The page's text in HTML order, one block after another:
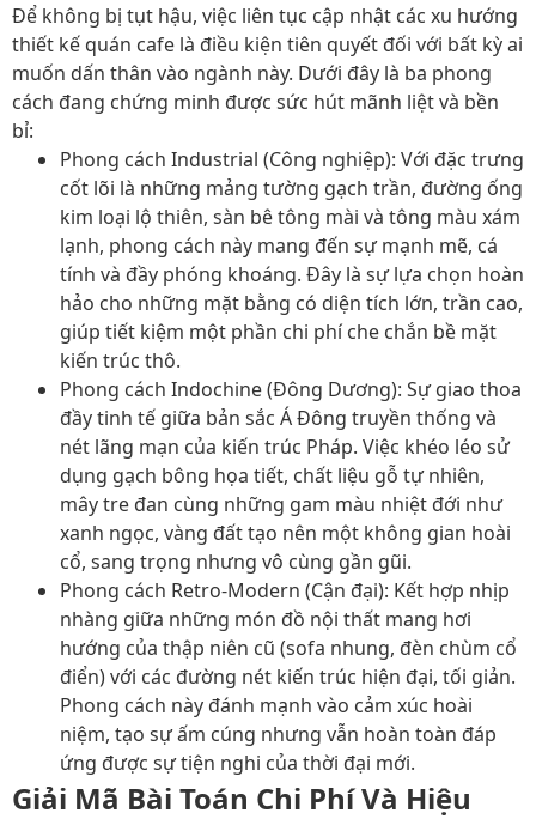
Để không bị tụt hậu, việc liên tục cập nhật các xu hướng
thiết kế quán cafe là điều kiện tiên quyết đối với bất kỳ ai
muốn dấn thân vào ngành này. Dưới đây là ba phong
cách đang chứng minh được sức hút mãnh liệt và bền
bỉ:
Phong cách Industrial (Công nghiệp): Với đặc trưng
cốt lõi là những mảng tường gạch trần, đường ống
kim loại lộ thiên, sàn bê tông mài và tông màu xám
lạnh, phong cách này mang đến sự mạnh mẽ, cá
tính và đầy phóng khoáng. Đây là sự lựa chọn hoàn
hảo cho những mặt bằng có diện tích lớn, trần cao,
giúp tiết kiệm một phần chi phí che chắn bề mặt
kiến trúc thô.
Phong cách Indochine (Đông Dương): Sự giao thoa
đầy tinh tế giữa bản sắc Á Đông truyền thống và
nét lãng mạn của kiến trúc Pháp. Việc khéo léo sử
dụng gạch bông họa tiết, chất liệu gỗ tự nhiên,
mây tre đan cùng những gam màu nhiệt đới như
xanh ngọc, vàng đất tạo nên một không gian hoài
cổ, sang trọng nhưng vô cùng gần gũi.
Phong cách Retro-Modern (Cận đại): Kết hợp nhịp
nhàng giữa những món đồ nội thất mang hơi
hướng của thập niên cũ (sofa nhung, đèn chùm cổ
điển) với các đường nét kiến trúc hiện đại, tối giản.
Phong cách này đánh mạnh vào cảm xúc hoài
niệm, tạo sự ấm cúng nhưng vẫn hoàn toàn đáp
ứng được sự tiện nghi của thời đại mới.
Giải Mã Bài Toán Chi Phí Và Hiệu